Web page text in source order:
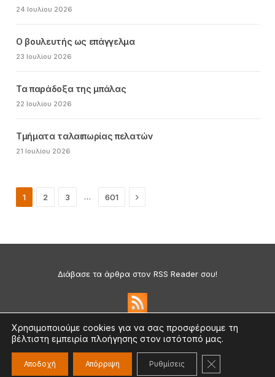
24 Ιουλίου 2026
Ο βουλευτής ως επάγγελμα
23 Ιουλίου 2026
Τα παράδοξα της μπάλας
22 Ιουλίου 2026
Τμήματα ταλαιπωρίας πελατών
21 Ιουλίου 2026
1 2 3 … 601 Next
Διάβασε τα άρθρα στον RSS Reader σου!
Πολιτική Απορρήτου & Cookies
©2026 medium.gr | Designed & Supported bynat.ad
Χρησιμοποιούμε cookies για να σας προσφέρουμε τη
βέλτιστη εμπειρία πλοήγησης στον ιστότοπό μας.
Αποδοχή Απόρριψη Ρυθμίσεις ΚΛΕΊΣΙΜΟ ΤΟΥ